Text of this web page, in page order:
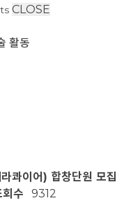
CLOSE
활동
콰이어) 합창단원 모집
회수 9312